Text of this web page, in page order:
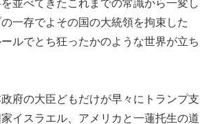
並べてきたこれまでの常識から一変し
一存でよその国の大統領を拘束した
ルでとち狂ったかのような世界が立ち
府の大臣どもだけが早々にトランプ支
イスラエル、アメリカと一蓮托生の道